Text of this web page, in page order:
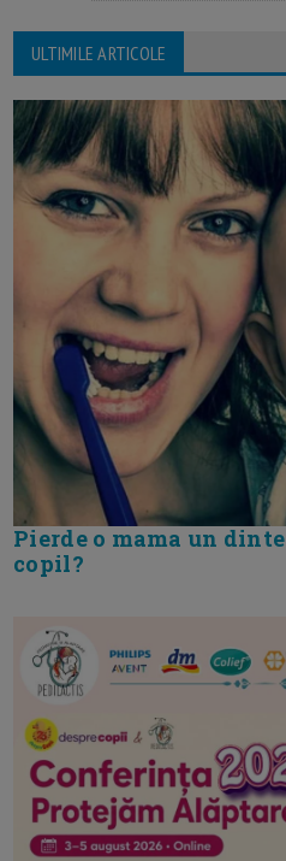
ULTIMILE ARTICOLE
Pierde o mama un
copil?